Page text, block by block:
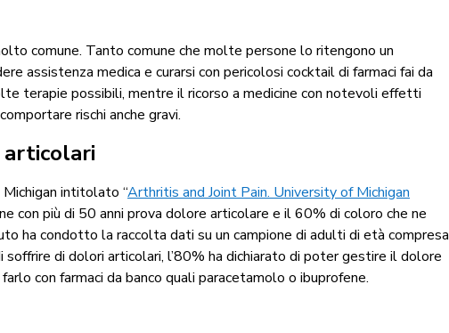
comune. Tanto comune che molte persone lo ritengono un
assistenza medica e curarsi con pericolosi cocktail di farmaci fai da
terapie possibili, mentre il ricorso a medicine con notevoli effetti
rischi anche gravi.
articolari
intitolato “Arthritis and Joint Pain. University of Michigan
con più di 50 anni prova dolore articolare e il 60% di coloro che ne
ha condotto la raccolta dati su un campione di adulti di età compresa
di dolori articolari, l’80% ha dichiarato di poter gestire il dolore
con farmaci da banco quali paracetamolo o ibuprofene.